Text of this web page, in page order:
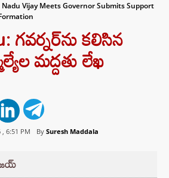
Nadu Vijay Meets Governor Submits Support
గవర్నర్‌ను కలిసిన
మద్దతు లేఖ
, 6:51 PM By Suresh Maddala